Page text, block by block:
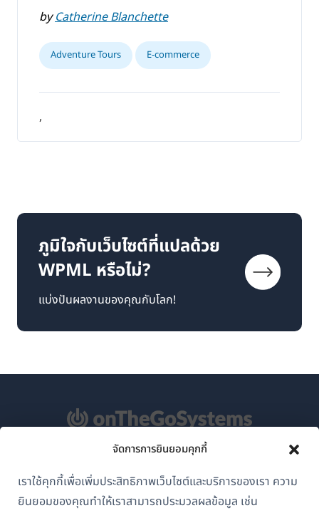
จัดการการยินยอมคุกกี้
เราใช้คุกกี้เพื่อเพิ่มประสิทธิภาพเว็บไซต์และบริการของเรา ความ
ยินยอมของคุณทำให้เราสามารถประมวลผลข้อมูล เช่น
byCatherine Blanchette
Adventure Tours E-commerce
,
ภูมิใจกับเว็บไซต์ที่แปลด้วย
WPML หรือไม่?
แบ่งปันผลงานของคุณกับโลก!
GDPR และนโยบายความเป็นส่วนตัว